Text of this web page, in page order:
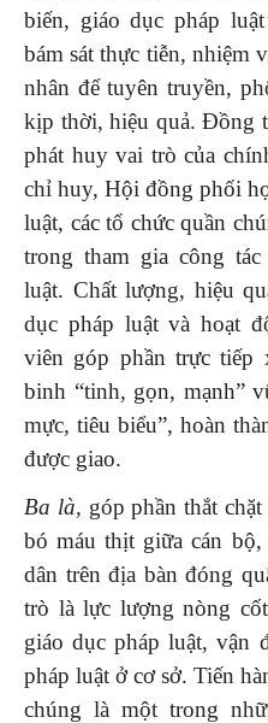
biến, giáo dục pháp
bám sát thực tiễn, nhiệm
nhân để tuyên truyền,
kịp thời, hiệu quả. Đồng
phát huy vai trò của
chỉ huy, Hội đồng phối
luật, các tổ chức quần
trong tham gia công
luật. Chất lượng, hiệu
dục pháp luật và hoạt
viên góp phần trực tiếp
binh “tinh, gọn, mạnh”
mực, tiêu biểu”, hoàn
được giao.
Ba là, góp phần thắt
bó máu thịt giữa cán
dân trên địa bàn đóng
trò là lực lượng nòng
giáo dục pháp luật, vận
pháp luật ở cơ sở. Tiến
chúng là một trong